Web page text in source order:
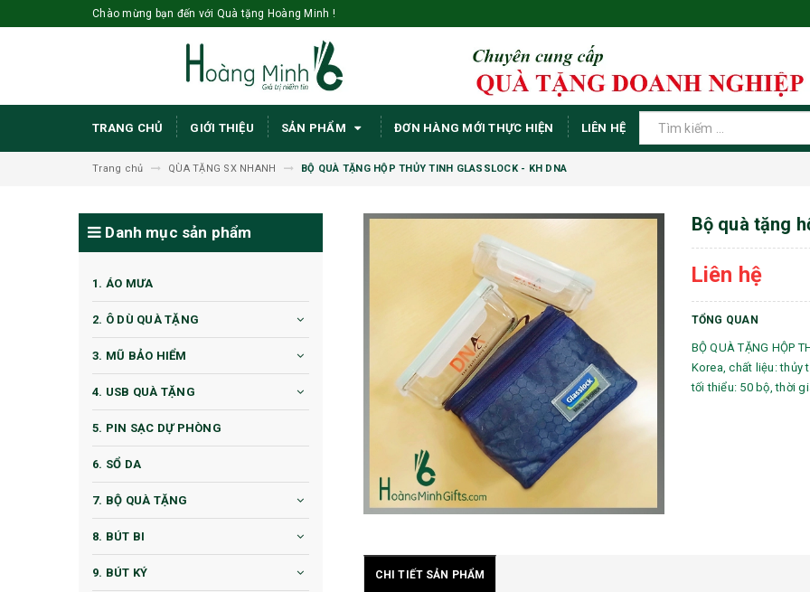
Chào mừng bạn đến với Quà tặng Hoàng Minh !
TRANG CHỦ GIỚI THIỆU SẢN PHẨM ĐƠN HÀNG MỚI THỰC HIỆN LIÊN HỆ
Trang chủ QÙA TẶNG SX NHANH BỘ QUÀ TẶNG HỘP THỦY TINH GLASSLOCK - KH DNA
Bộ quà tặng
Liên hệ
TỔNG QUAN
BỘ QUÀ TẶNG HỘP
Korea, chất liệu: thủy
tối thiểu: 50 bộ, thời
CHI TIẾT SẢN PHẨM
Danh mục sản phẩm
1. ÁO MƯA
2. Ô DÙ QUÀ TẶNG
3. MŨ BẢO HIỂM
4. USB QUÀ TẶNG
5. PIN SẠC DỰ PHÒNG
6. SỔ DA
7. BỘ QUÀ TẶNG
8. BÚT BI
9. BÚT KÝ